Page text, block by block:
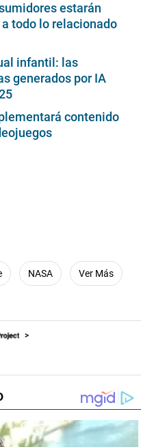
estarán
todo lo relacionado
infantil: las
generados por IA
contenido
NASA Ver Más